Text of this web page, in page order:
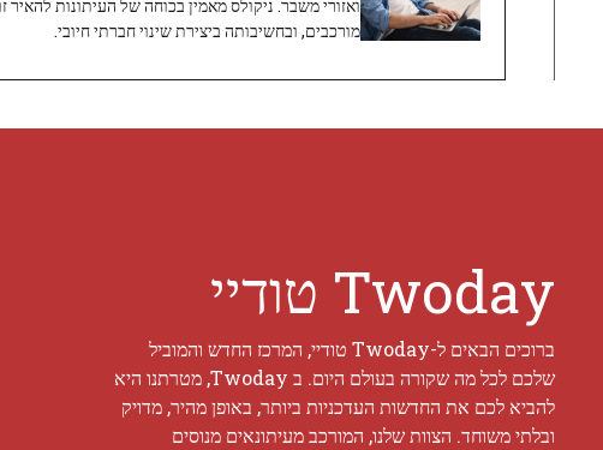
ואזורי משבר. ניקולס מאמין בכוחה של העיתונות להאיר
מורכבים, ובחשיבותה ביצירת שינוי חברתי חיובי.
Twoday טודיי
ברוכים הבאים ל-Twoday טודיי, המרכז החדש והמוביל
שלכם לכל מה שקורה בעולם היום. ב Twoday, מטרתנו היא
להביא לכם את החדשות העדכניות ביותר, באופן מהיר, מדויק
ובלתי משוחד. הצוות שלנו, המורכב מעיתונאים מנוסים